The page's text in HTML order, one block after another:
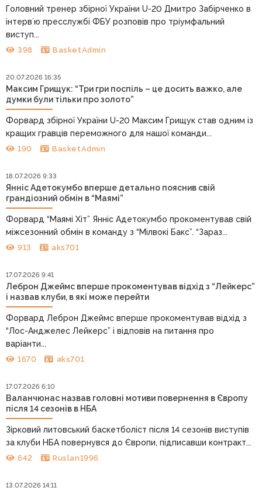
Головний тренер збірної України U-20 Дмитро Забірченко в
інтервʼю пресслужбі ФБУ розповів про тріумфальний
виступ...
398 BasketAdmin
20.07.2026 16:35
Максим Грищук: “Три гри поспіль – це досить важко, але
думки були тільки про золото”
Форвард збірної України U-20 Максим Грищук став одним із
кращих гравців переможного для нашої команди...
190 BasketAdmin
18.07.2026 9:33
Янніс Адетокумбо вперше детально пояснив свій
грандіозний обмін в “Маямі”
Форвард “Маямі Хіт” Янніс Адетокумбо прокоментував свій
міжсезонний обмін в команду з “Мілвокі Бакс”. “Зараз...
913 aks701
17.07.2026 9:41
Леброн Джеймс вперше прокоментував відхід з “Лейкерс”
і назвав клуби, в які може перейти
Форвард Леброн Джеймс вперше прокоментував відхід з
“Лос-Анджелес Лейкерс” і відповів на питання про
варіанти...
1670 aks701
17.07.2026 6:10
Валанчюнас назвав головні мотиви повернення в Європу
після 14 сезонів в НБА
Зірковий литовський баскетболіст після 14 сезонів виступів
за клуби НБА повернувся до Європи, підписавши контракт...
642 Ruslan1996
13.07.2026 14:11